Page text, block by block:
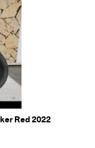
Red 2022